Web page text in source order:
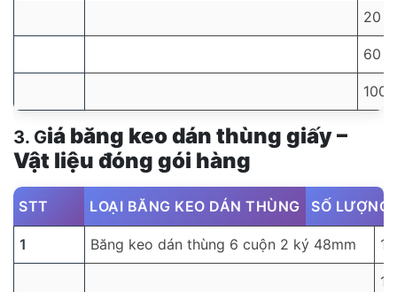
20
60
100
3. Giá băng keo dán thùng giấy –
Vật liệu đóng gói hàng
STT LOẠI BĂNG KEO DÁN THÙNG SỐ LƯỢNG
1 Băng keo dán thùng 6 cuộn 2 ký 48mm 1
10